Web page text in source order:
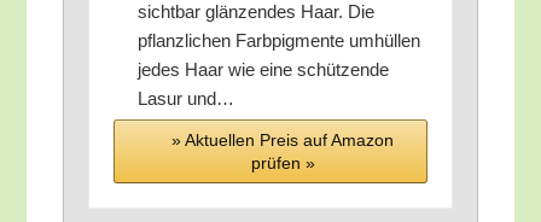
sicht­bar glän­zen­des Haar. Die
pflanz­li­chen Farb­pig­men­te umhül­len
jedes Haar wie eine schüt­zen­de
Lasur und…
» Aktu­el­len Preis auf Ama­zon
prü­fen »